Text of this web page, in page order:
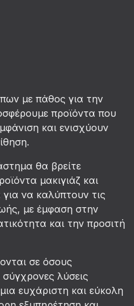
με πάθος για την
προϊόντα που
και ενισχύουν
θα βρείτε
μακιγιάζ και
για να καλύπτουν τις
με έμφαση στην
και την προσιτή
σε όσους
λύσεις
ευχάριστη και εύκολη